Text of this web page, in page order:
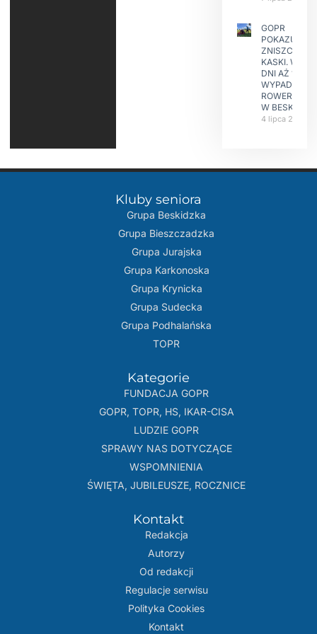
GOPR
POKAZUJE
ZNISZCZONE
KASKI. W
DNI AŻ 15
WYPADKÓW
W
4 lipca 2026
Kluby seniora
Grupa Beskidzka​
Grupa Bieszczadzka
Grupa Jurajska
Grupa Karkonoska
Grupa Krynicka
Grupa Sudecka
Grupa Podhalańska
TOPR
Kategorie
FUNDACJA GOPR
GOPR, TOPR, HS, IKAR-CISA
LUDZIE GOPR
SPRAWY NAS DOTYCZĄCE
WSPOMNIENIA
ŚWIĘTA, JUBILEUSZE, ROCZNICE
Kontakt
Redakcja
Autorzy
Od redakcji
Regulacje serwisu
Polityka Cookies
Kontakt